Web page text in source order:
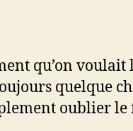
qu’on voulait
quelque
oublier le